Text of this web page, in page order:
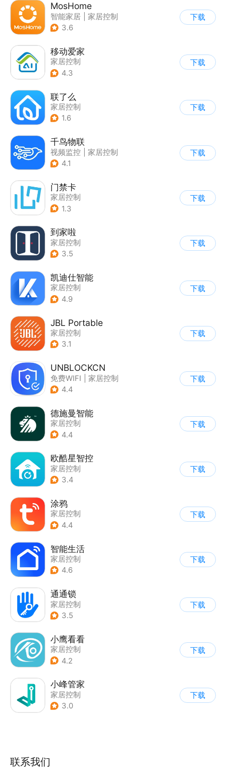
MosHome
智能家居
家居控制
3.6
下载
移动爱家
家居控制
4.3
下载
联了么
家居控制
1.6
下载
千鸟物联
视频监控
家居控制
4.1
下载
门禁卡
家居控制
1.3
下载
到家啦
家居控制
3.5
下载
凯迪仕智能
家居控制
4.9
下载
JBL Portable
家居控制
3.1
下载
UNBLOCKCN
免费WIFI
家居控制
4.4
下载
德施曼智能
家居控制
4.4
下载
欧酷星智控
家居控制
3.4
下载
涂鸦
家居控制
4.4
下载
智能生活
家居控制
4.6
下载
通通锁
家居控制
3.5
下载
小鹰看看
家居控制
4.2
下载
小峰管家
家居控制
3.0
下载
联系我们